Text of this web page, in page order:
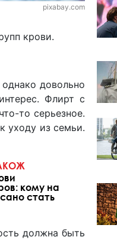
pixabay.com
крови.
довольно
Флирт с
то серьезное.
уходу из семьи.
кому на
стать
должна быть